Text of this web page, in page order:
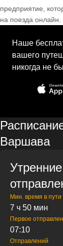
предприятие,
на поезда онлайн.
Наше
вашего
никогда не
Варшава
Утренние
Мин. время в пути
7 ч 50 мин
Первое
07:10
Отправлений